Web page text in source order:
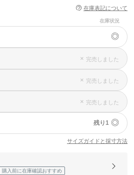
在庫表記について
在庫状況
◎
× 完売しました
× 完売しました
× 完売しました
残り1 ◎
サイズガイドと採寸方法
購入前に在庫確認おすすめ